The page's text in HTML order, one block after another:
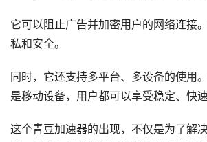
它可以阻止广告并加密用户的网络连接
私和安全。
同时，它还支持多平台、多设备的使用
是移动设备，用户都可以享受稳定、快
这个青豆加速器的出现，不仅是为了解